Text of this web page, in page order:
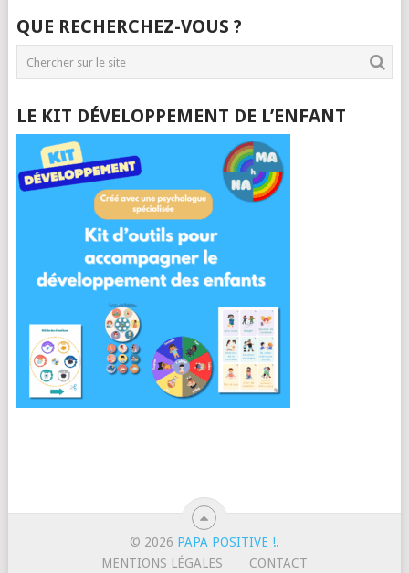
QUE RECHERCHEZ-VOUS ?
LE KIT DÉVELOPPEMENT DE L’ENFANT
© 2026 PAPA POSITIVE !.
MENTIONS LÉGALES
CONTACT